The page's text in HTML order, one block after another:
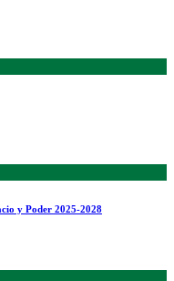
y Poder 2025-2028